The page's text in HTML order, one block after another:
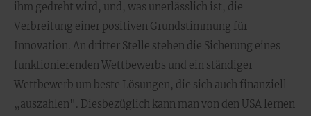
ihm gedreht wird, und, was unerlässlich ist, die
Verbreitung einer positiven Grundstimmung für
Innovation. An dritter Stelle stehen die Sicherung eines
funktionierenden Wettbewerbs und ein ständiger
Wettbewerb um beste Lösungen, die sich auch finanziell
„auszahlen". Diesbezüglich kann man von den USA lernen